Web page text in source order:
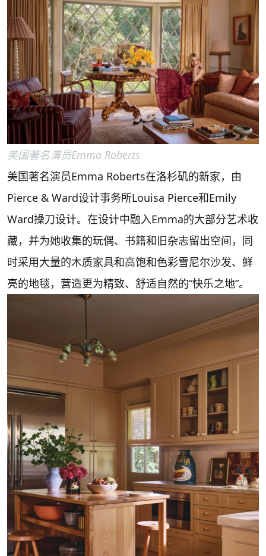
美国著名演员Emma Roberts
美国著名演员Emma Roberts在洛杉矶的新家，由
Pierce & Ward设计事务所Louisa Pierce和Emily
Ward操刀设计。在设计中融入Emma的大部分艺术收
藏，并为她收集的玩偶、书籍和旧杂志留出空间，同
时采用大量的木质家具和高饱和色彩雪尼尔沙发、鲜
亮的地毯，营造更为精致、舒适自然的“快乐之地”。